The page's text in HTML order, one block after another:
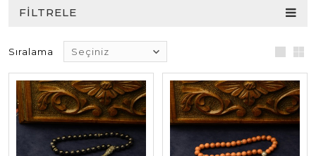
FILTRELE
Sıralama